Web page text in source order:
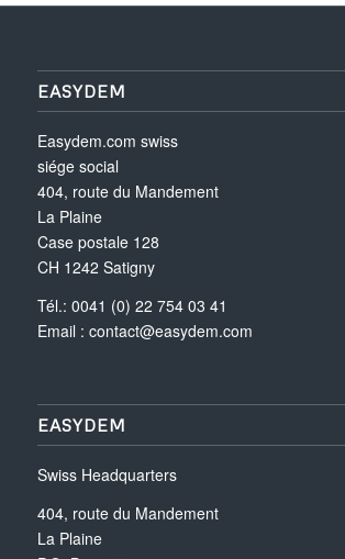
EASYDEM
Easydem.com swiss
siége social
404, route du Mandement
La Plaine
Case postale 128
CH 1242 Satigny
Tél.: 0041 (0) 22 754 03 41
Email : contact@easydem.com
EASYDEM
Swiss Headquarters
404, route du Mandement
La Plaine